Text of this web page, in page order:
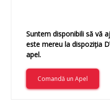
Suntem disponibili să vă
este mereu la dispoziția
apel.
Comandă un Apel